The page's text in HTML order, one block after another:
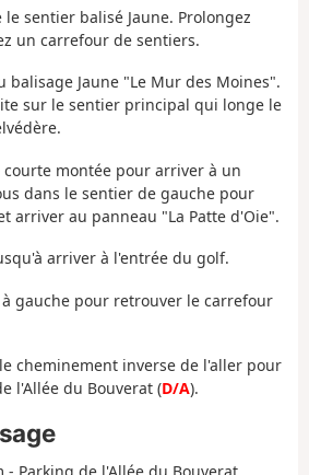
sentier balisé Jaune. Prolongez
un carrefour de sentiers.
balisage Jaune "Le Mur des Moines".
sur le sentier principal qui longe le
montée pour arriver à un
dans le sentier de gauche pour
arriver au panneau "La Patte d'Oie".
arriver à l'entrée du golf.
gauche pour retrouver le carrefour
cheminement inverse de l'aller pour
l'Allée du Bouverat (D/A).